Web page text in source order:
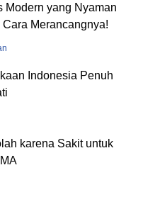
Modern yang Nyaman
Merancangnya!
Indonesia Penuh
karena Sakit untuk